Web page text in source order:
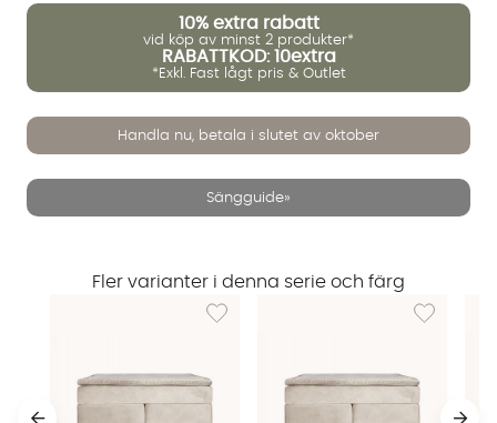
10% extra rabatt
vid köp av minst 2 produkter*
RABATTKOD: 10extra
*Exkl. Fast lågt pris & Outlet
Handla nu, betala i slutet av oktober
Sängguide»
Fler varianter i denna serie och färg
Lägg till i önskelista: OPERA 140Lägg till i